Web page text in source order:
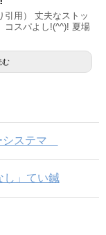
引用） 丈夫なストッ
スパよし!(^^)! 夏場
む
システマ
」てい鍼